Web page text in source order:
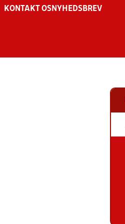
KONTAKT OS NYHEDSBREV